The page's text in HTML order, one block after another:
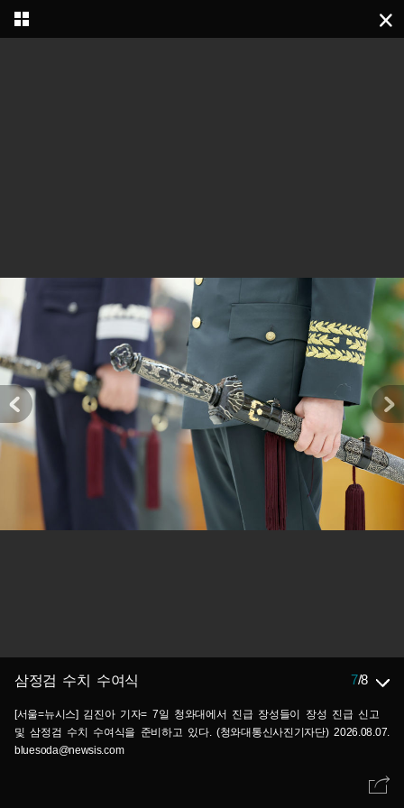
삼정검 수치 수여식 7/8
[서울=뉴시스] 김진아 기자= 7일 청와대에서 진급 장성들이 장성 진급 신고
및 삼정검 수치 수여식을 준비하고 있다. (청와대통신사진기자단) 2026.08.07.
bluesoda@newsis.com